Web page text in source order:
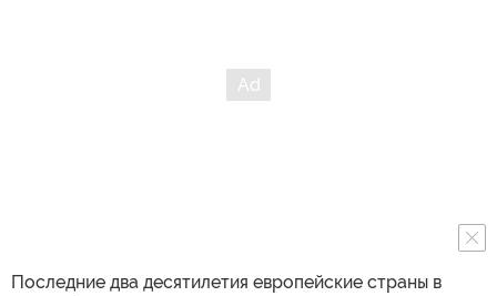
Последние два десятилетия европейские страны в